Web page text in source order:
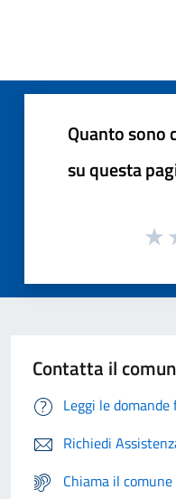
Quanto sono
su questa
Contatta il
Leggi le
Richiedi
Chiama il